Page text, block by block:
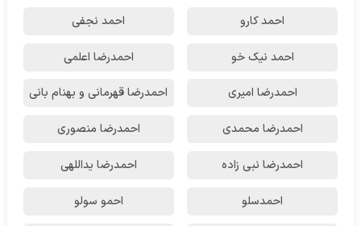
احمد کارو احمد نجفی
احمد نیک خو احمدرضا اعلمی
احمدرضا امیری احمدرضا قهرمانی و بهنام بانی
احمدرضا محمدی احمدرضا منصوری
احمدرضا نبی زاده احمدرضا یداللهی
احمدسلو احمو سولو